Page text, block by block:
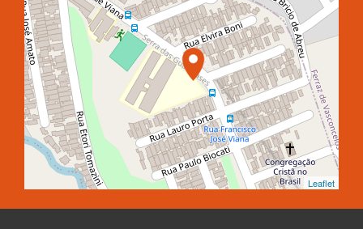
Leaflet